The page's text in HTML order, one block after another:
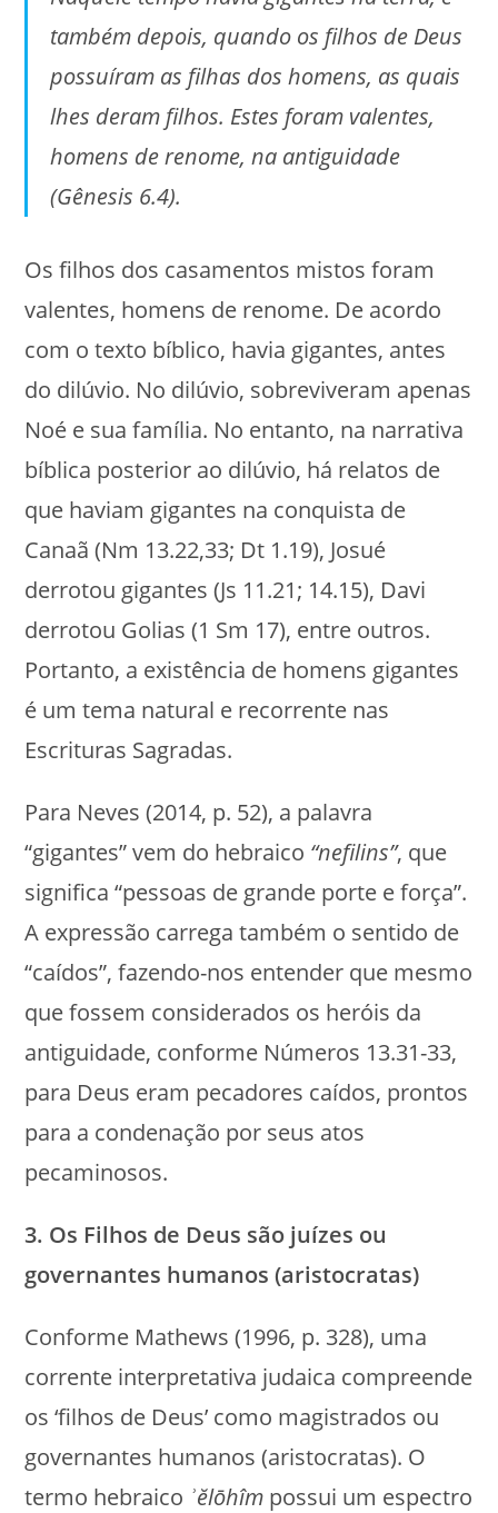
também depois, quando os filhos de Deus
possuíram as filhas dos homens, as quais
lhes deram filhos. Estes foram valentes,
homens de renome, na antiguidade
(Gênesis 6.4).
Os filhos dos casamentos mistos foram
valentes, homens de renome. De acordo
com o texto bíblico, havia gigantes, antes
do dilúvio. No dilúvio, sobreviveram apenas
Noé e sua família. No entanto, na narrativa
bíblica posterior ao dilúvio, há relatos de
que haviam gigantes na conquista de
Canaã (Nm 13.22,33; Dt 1.19), Josué
derrotou gigantes (Js 11.21; 14.15), Davi
derrotou Golias (1 Sm 17), entre outros.
Portanto, a existência de homens gigantes
é um tema natural e recorrente nas
Escrituras Sagradas.
Para Neves (2014, p. 52), a palavra
“gigantes” vem do hebraico “nefilins”, que
significa “pessoas de grande porte e força”.
A expressão carrega também o sentido de
“caídos”, fazendo-nos entender que mesmo
que fossem considerados os heróis da
antiguidade, conforme Números 13.31-33,
para Deus eram pecadores caídos, prontos
para a condenação por seus atos
pecaminosos.
3. Os Filhos de Deus são juízes ou
governantes humanos (aristocratas)
Conforme Mathews (1996, p. 328), uma
corrente interpretativa judaica compreende
os ‘filhos de Deus’ como magistrados ou
governantes humanos (aristocratas). O
termo hebraico ʾĕlōhîm possui um espectro